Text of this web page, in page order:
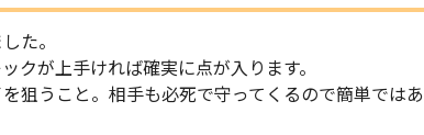
た。
クが上手ければ確実に点が入ります。
狙うこと。相手も必死で守ってくるので簡単ではあ